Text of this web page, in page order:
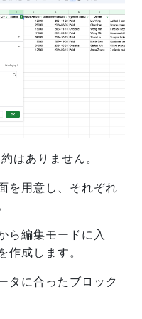
はありません。
を用意し、それぞれ
ら編集モードに入
作成します。
タに合ったブロック